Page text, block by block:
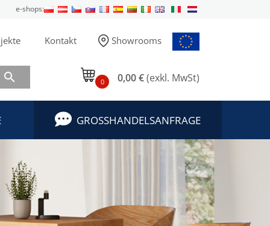
e-shops:
Kontakt Showrooms
 0 0,00 €(exkl. MwSt)
GROSSHANDELSANFRAGE